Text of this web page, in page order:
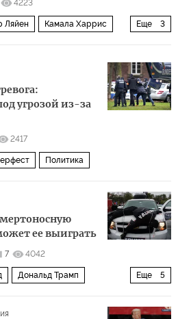
4223
Еще 3
Ляйен Камала Харрис
угрозой из-за
2417
Политика
ее выиграть
7 4042
Еще 5
Дональд Трамп